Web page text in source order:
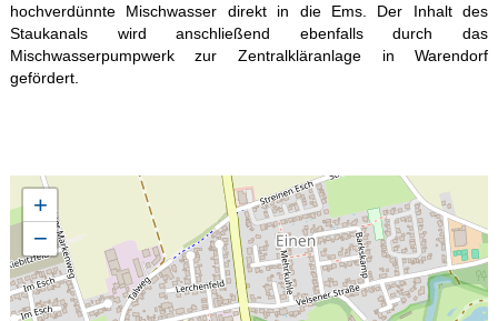
hochverdünnte Mischwasser direkt in die Ems. Der Inhalt des
Staukanals wird anschließend ebenfalls durch das
Mischwasserpumpwerk zur Zentralkläranlage in Warendorf
gefördert.
+
−